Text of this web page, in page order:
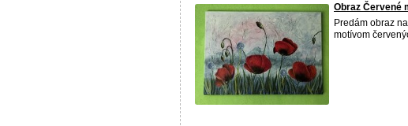
Obraz Červené
Predám obraz
motívom